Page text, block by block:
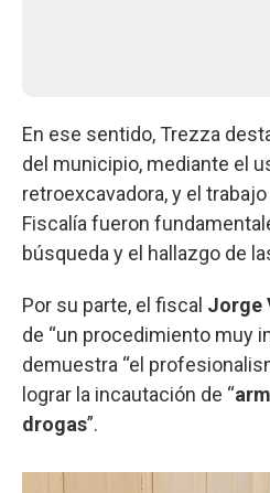
En ese sentido, Trezza
del municipio, mediante el
retroexcavadora, y el
Fiscalía fueron
búsqueda y el hallazgo de
Por su parte, el fiscal Jorge
de “un procedimiento muy
demuestra “el
lograr la incautación de “
drogas”.